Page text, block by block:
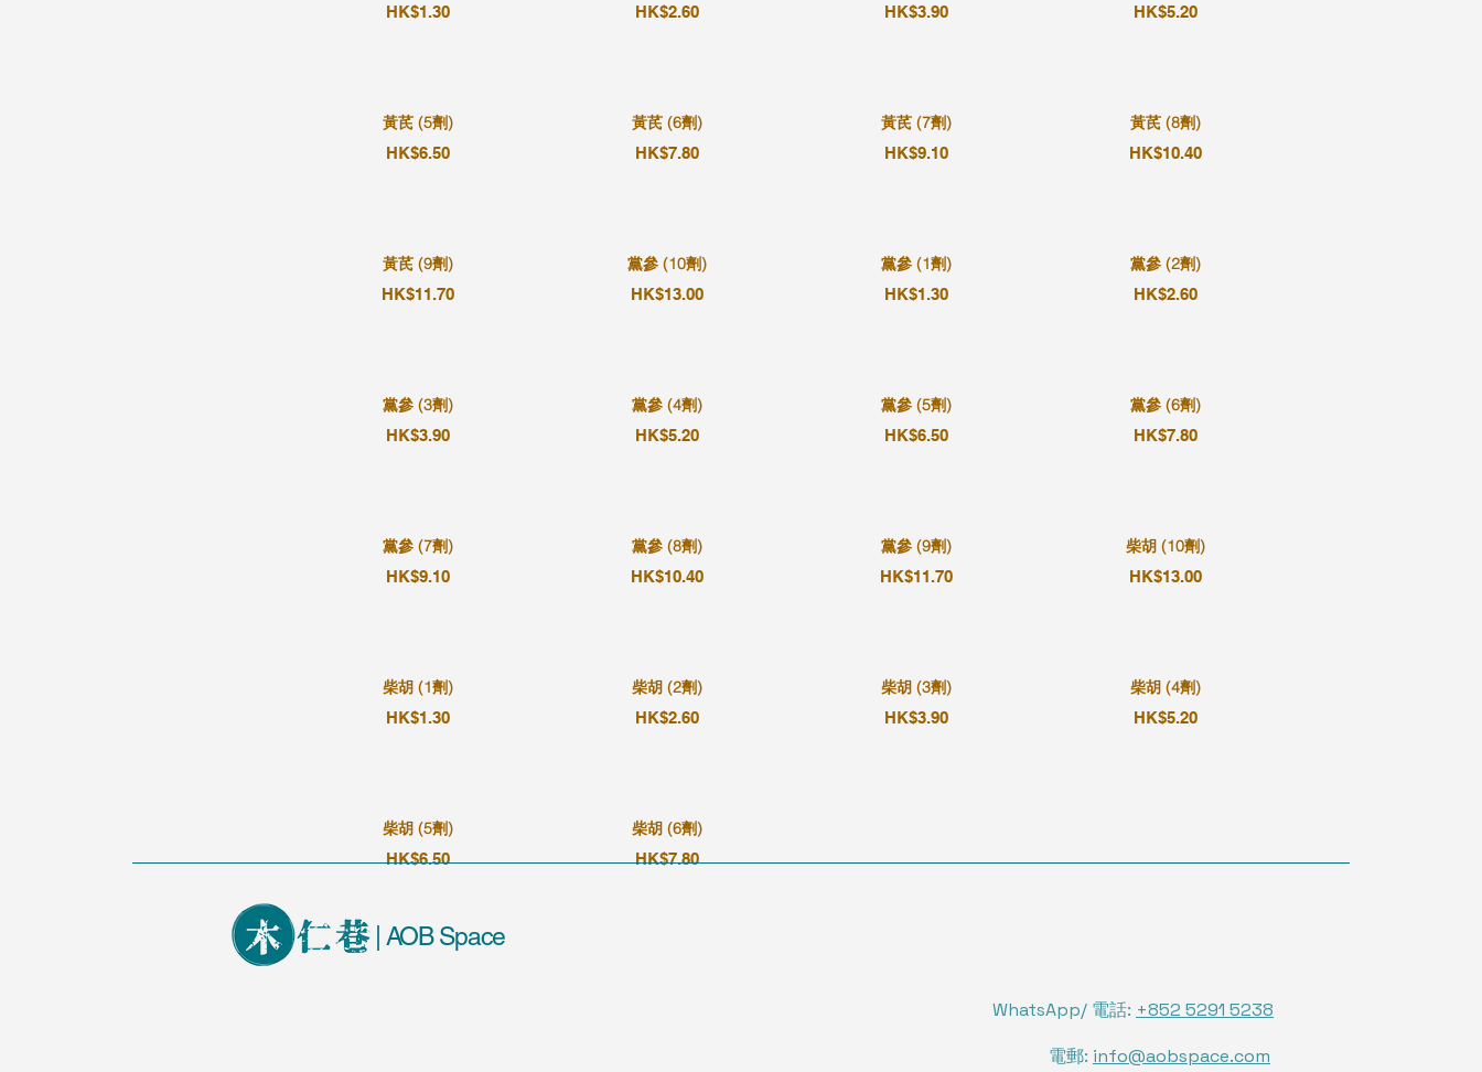
HK$1.30
黃芪 (5劑)
HK$6.50
黃芪 (9劑)
HK$11.70
黨參 (3劑)
HK$3.90
黨參 (7劑)
HK$9.10
柴胡 (1劑)
HK$1.30
柴胡 (5劑)
HK$6.50
HK$2.60
黃芪 (6劑)
HK$7.80
黨參 (10劑)
HK$13.00
黨參 (4劑)
HK$5.20
黨參 (8劑)
HK$10.40
柴胡 (2劑)
HK$2.60
柴胡 (6劑)
HK$7.80
HK$3.90
黃芪 (7劑)
HK$9.10
黨參 (1劑)
HK$1.30
黨參 (5劑)
HK$6.50
黨參 (9劑)
HK$11.70
柴胡 (3劑)
HK$3.90
HK$5.20
黃芪 (8劑)
HK$10.40
黨參 (2劑)
HK$2.60
黨參 (6劑)
HK$7.80
柴胡 (10劑)
HK$13.00
柴胡 (4劑)
HK$5.20
| AOB Space
WhatsApp/ 電話: +852 5291 5238
電郵: info@aobspace.com